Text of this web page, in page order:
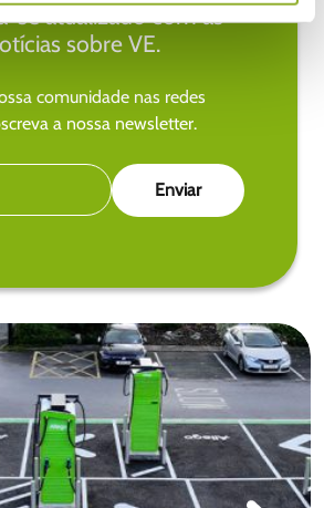
se atualizado com as
sobre VE.
comunidade nas redes
a nossa newsletter.